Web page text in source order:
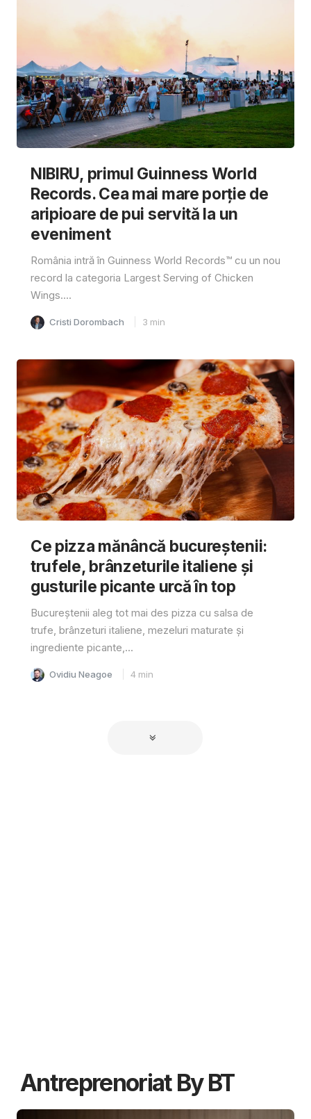
NIBIRU, primul Guinness World
Records. Cea mai mare porție de
aripioare de pui servită la un
eveniment
România intră în Guinness World Records™️ cu un nou
record la categoria Largest Serving of Chicken
Wings....
Cristi Dorombach 3 min
Ce pizza mănâncă bucureștenii:
trufele, brânzeturile italiene și
gusturile picante urcă în top
Bucureștenii aleg tot mai des pizza cu salsa de
trufe, brânzeturi italiene, mezeluri maturate și
ingrediente picante,...
Ovidiu Neagoe 4 min
Antreprenoriat By BT